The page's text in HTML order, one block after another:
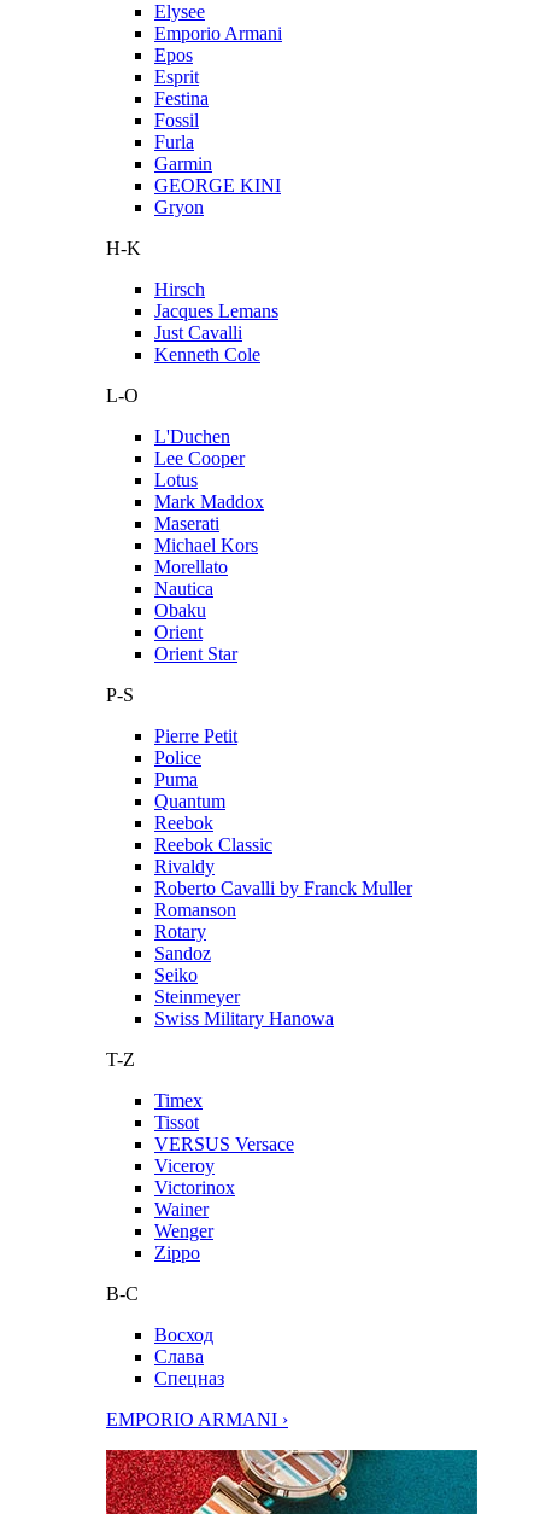
Elysee
Emporio Armani
Epos
Esprit
Festina
Fossil
Furla
Garmin
GEORGE KINI
Gryon
H-K
Hirsch
Jacques Lemans
Just Cavalli
Kenneth Cole
L-O
L'Duchen
Lee Cooper
Lotus
Mark Maddox
Maserati
Michael Kors
Morellato
Nautica
Obaku
Orient
Orient Star
P-S
Pierre Petit
Police
Puma
Quantum
Reebok
Reebok Classic
Rivaldy
Roberto Cavalli by Franck Muller
Romanson
Rotary
Sandoz
Seiko
Steinmeyer
Swiss Military Hanowa
T-Z
Timex
Tissot
VERSUS Versace
Viceroy
Victorinox
Wainer
Wenger
Zippo
В-С
Восход
Слава
Спецназ
EMPORIO ARMANI ›